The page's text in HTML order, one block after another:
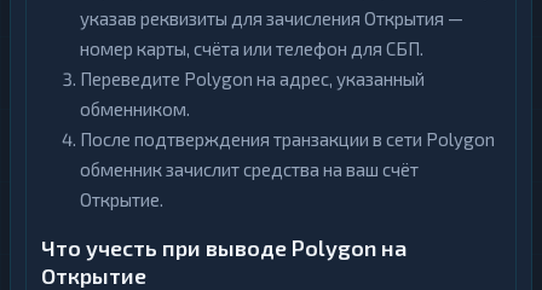
указав реквизиты для зачисления Открытия —
номер карты, счёта или телефон для СБП.
Переведите Polygon на адрес, указанный
обменником.
После подтверждения транзакции в сети Polygon
обменник зачислит средства на ваш счёт
Открытие.
Что учесть при выводе Polygon на
Открытие